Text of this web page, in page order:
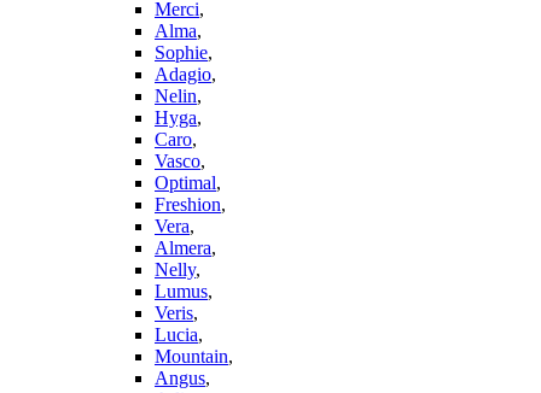
Merci,
Alma,
Sophie,
Adagio,
Nelin,
Hyga,
Caro,
Vasco,
Optimal,
Freshion,
Vera,
Almera,
Nelly,
Lumus,
Veris,
Lucia,
Mountain,
Angus,